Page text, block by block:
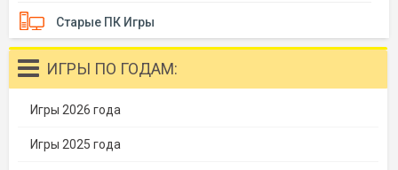
Старые ПК Игры
ИГРЫ ПО ГОДАМ:
Игры 2026 года
Игры 2025 года